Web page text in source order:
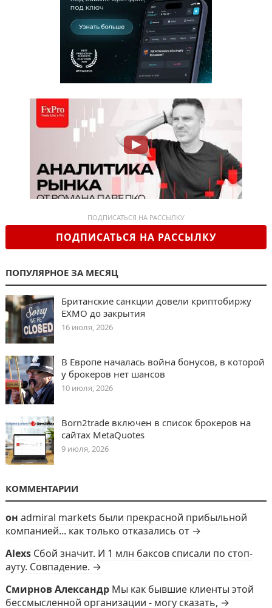
ПОДПИСАТЬСЯ НА РАССЫЛКУ
ПОДПИСАТЬСЯ НА РАССЫЛКУ
ПОПУЛЯРНОЕ ЗА МЕСЯЦ
Британские санкции довели криптобиржу
EXMO до закрытия
16 июля, 2026
В Европе началась война бонусов, в которой
у брокеров нет шансов
10 июля, 2026
Born2trade включен в список брокеров на
сайтах MetaQuotes
9 июля, 2026
КОММЕНТАРИИ
он admiral markets были прекрасной прибыльной
компанией... как только отказались от →
Alexs Сбой значит. И 1 млн баксов списали по стоп-
ауту. Совпадение. →
Смирнов Александр Мы как бывшие клиенты этой
бессмысленной организации - могу сказать, →